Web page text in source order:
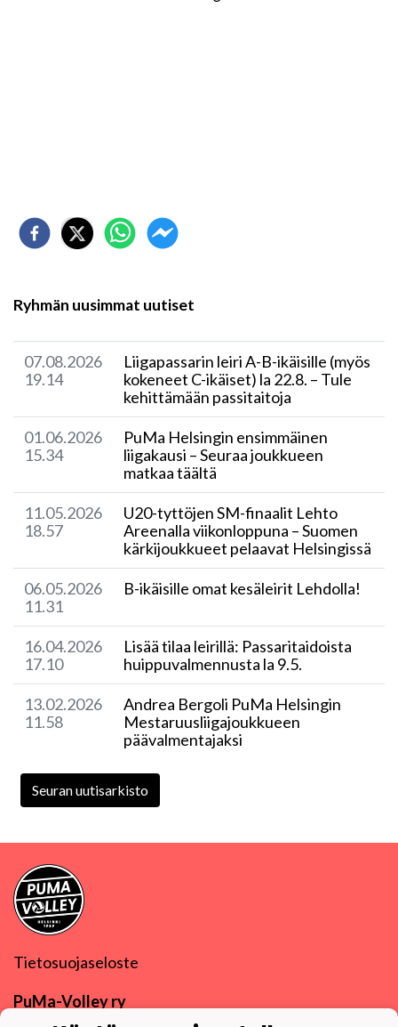
Ryhmän uusimmat uutiset
07.08.2026
19.14
Liigapassarin leiri A-B-ikäisille (myös
kokeneet C-ikäiset) la 22.8. – Tule
kehittämään passitaitoja
01.06.2026
15.34
PuMa Helsingin ensimmäinen
liigakausi – Seuraa joukkueen
matkaa täältä
11.05.2026
18.57
​U20-tyttöjen SM-finaalit Lehto
Areenalla viikonloppuna – Suomen
kärkijoukkueet pelaavat Helsingissä
06.05.2026
11.31
​B-ikäisille omat kesäleirit Lehdolla!
16.04.2026
17.10
Lisää tilaa leirillä: Passaritaidoista
huippuvalmennusta la 9.5.
13.02.2026
11.58
Andrea Bergoli PuMa Helsingin
Mestaruusliigajoukkueen
päävalmentajaksi
Seuran uutisarkisto
Tietosuojaseloste
PuMa-Volley ry